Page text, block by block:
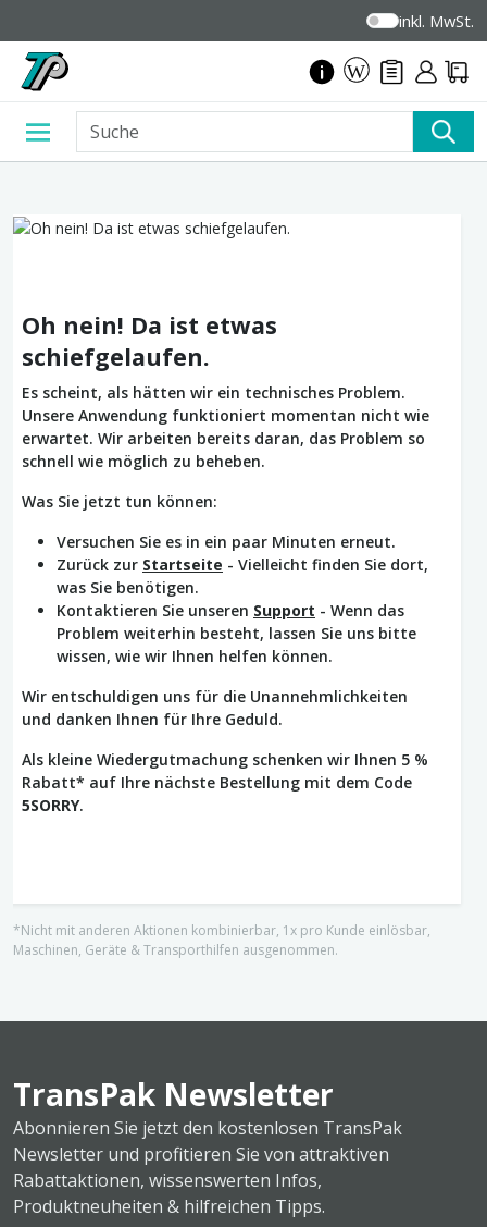
inkl. MwSt.
Oh nein! Da ist etwas
schiefgelaufen.
Es scheint, als hätten wir ein technisches Problem.
Unsere Anwendung funktioniert momentan nicht wie
erwartet. Wir arbeiten bereits daran, das Problem so
schnell wie möglich zu beheben.
Was Sie jetzt tun können:
Versuchen Sie es in ein paar Minuten erneut.
Zurück zur Startseite - Vielleicht finden Sie dort,
was Sie benötigen.
Kontaktieren Sie unseren Support - Wenn das
Problem weiterhin besteht, lassen Sie uns bitte
wissen, wie wir Ihnen helfen können.
Wir entschuldigen uns für die Unannehmlichkeiten
und danken Ihnen für Ihre Geduld.
Als kleine Wiedergutmachung schenken wir Ihnen 5 %
Rabatt* auf Ihre nächste Bestellung mit dem Code
5SORRY.
*Nicht mit anderen Aktionen kombinierbar, 1x pro Kunde einlösbar,
Maschinen, Geräte & Transporthilfen ausgenommen.
TransPak Newsletter
Abonnieren Sie jetzt den kostenlosen TransPak
Newsletter und profitieren Sie von attraktiven
Rabattaktionen, wissenswerten Infos,
Produktneuheiten & hilfreichen Tipps.